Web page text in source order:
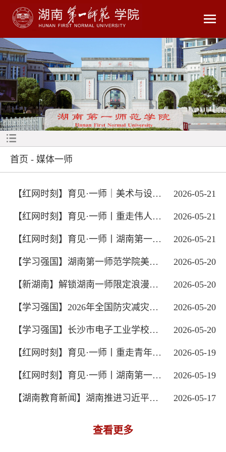
首页 - 媒体一师
2026-05-21
【红网时刻】育见·一师｜美术与设计学院...
2026-05-21
【红网时刻】育见·一师丨重走伟人励志路...
2026-05-21
【红网时刻】育见·一师丨湖南第一师范学...
2026-05-20
【学习强国】湖南第一师范学院美术与设...
2026-05-20
【新湖南】解锁湖南一师限定浪漫！红色...
2026-05-20
【学习强国】2026年全国防灾减灾日湖南...
2026-05-20
【学习强国】长沙市电子工业学校和毛泽...
2026-05-19
【红网时刻】育见·一师丨重走青年毛泽东...
2026-05-19
【红网时刻】育见·一师丨湖南第一师范学...
2026-05-17
【湖南教育新闻】湖南推进习近平总书记...
查看更多